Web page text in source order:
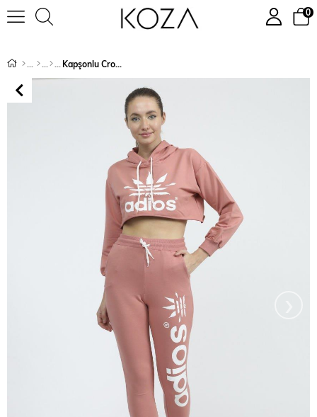
0
Kapşonlu Crop (Göbeği Açık) Model Adios Yazı Baskılı Eşofman Takımı 9147